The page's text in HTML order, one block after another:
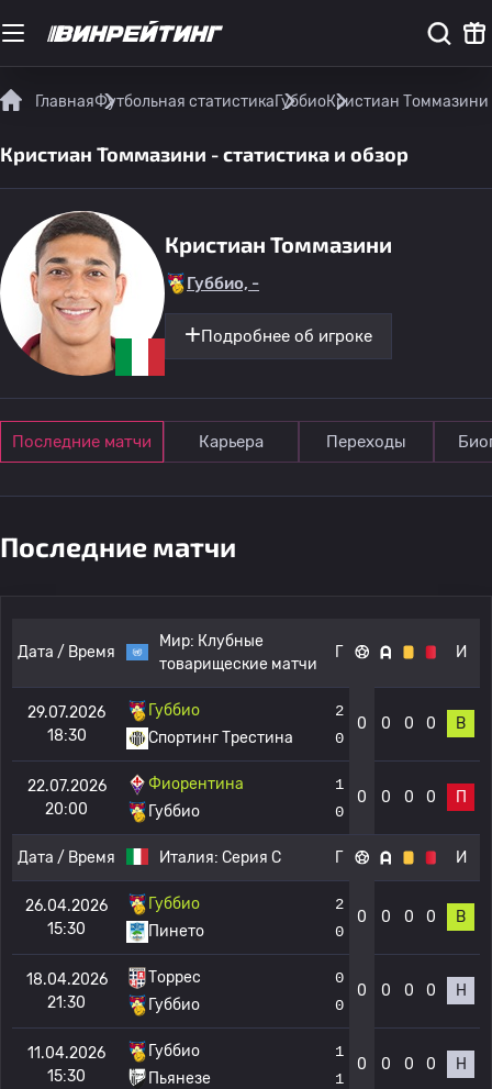
ГлавнаяФутбольная статистикаГуббиоКристиан Томмазини
Кристиан Томмазини - статистика и обзор
Кристиан Томмазини
Губбио, -
Подробнее об игроке
Последние матчи Карьера Переходы
Последние матчи
Дата / Время
Мир: Клубные
товарищеские матчи
Г И
29.07.2026
18:30
Губбио
Спортинг Трестина
2
0
0 0 0 0 В
22.07.2026
20:00
Фиорентина
Губбио
1
0
0 0 0 0 П
Дата / Время Италия: Серия C Г И
26.04.2026
15:30
Губбио
Пинето
2
0
0 0 0 0 В
18.04.2026
21:30
Торрес
Губбио
0
0
0 0 0 0 Н
11.04.2026
15:30
Губбио
Пьянезе
1
1
0 0 0 0 Н